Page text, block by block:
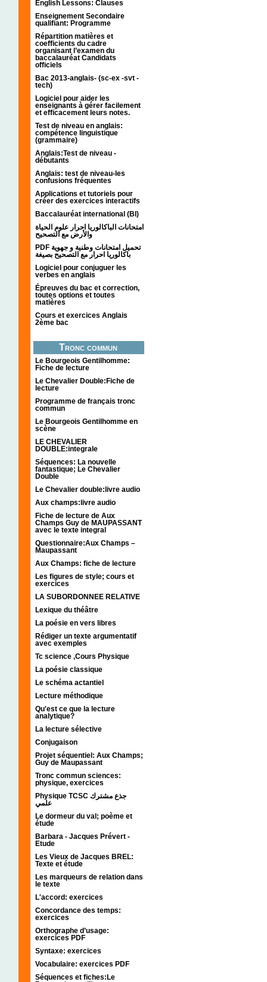
English Lessons: Clauses
Enseignement Secondaire
qualifiant: Programme
Répartition matières et
coefficients du cadre
organisant l’examen du
baccalauréat Candidats
officiels
Bac 2013-anglais- (sc-ex -svt -
tech)
Logiciel pour aider les
enseignants à gérer facilement
et efficacement leurs notes.
Test de niveau en anglais:
compétence linguistique
(grammaire)
Anglais:Test de niveau -
débutants
Anglais: test de niveau-les
confusions fréquentes
Applications et tutoriels pour
créer des exercices interactifs
Baccalauréat international (BI)
امتحانات الباكالوريا احرار علوم الحياة
والأرض مع التصحيح
PDF تحميل امتحانات وطنية و جهوية
باكالوريا احرار مع التصحيح بصيغة
Logiciel pour conjuguer les
verbes en anglais
Épreuves du bac et correction,
toutes options et toutes
matières
Cours et exercices Anglais
2ème bac
Tronc commun
Le Bourgeois Gentilhomme:
Fiche de lecture
Le Chevalier Double:Fiche de
lecture
Programme de français tronc
commun
Le Bourgeois Gentilhomme en
scène
LE CHEVALIER
DOUBLE:integrale
Séquences: La nouvelle
fantastique; Le Chevalier
Double
Le Chevalier double:livre audio
Aux champs:livre audio
Fiche de lecture de Aux
Champs Guy de MAUPASSANT
avec le texte integral
Questionnaire:Aux Champs –
Maupassant
Aux Champs: fiche de lecture
Les figures de style; cours et
exercices
LA SUBORDONNEE RELATIVE
Lexique du théâtre
La poésie en vers libres
Rédiger un texte argumentatif
avec exemples
Tc science ,Cours Physique
La poésie classique
Le schéma actantiel
Lecture méthodique
Qu'est ce que la lecture
analytique?
La lecture sélective
Conjugaison
Projet séquentiel: Aux Champs;
Guy de Maupassant
Tronc commun sciences:
physique, exercices
Physique TCSC جذع مشترك
علمي
Le dormeur du val; poème et
étude
Barbara - Jacques Prévert -
Etude
Les Vieux de Jacques BREL:
Texte et étude
Les marqueurs de relation dans
le texte
L'accord: exercices
Concordance des temps:
exercices
Orthographe d’usage:
exercices PDF
Syntaxe: exercices
Vocabulaire: exercices PDF
Séquences et fiches:Le